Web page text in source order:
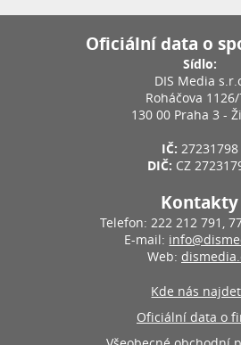
Oficiální data o
Sídlo:
DIS Media
Roháčova
130 00 Praha 3 -
IČ: 27231798
DIČ: CZ
Kontakty
Telefon: 222 212 791,
E-mail:
Web:
Kde nás
Oficiální data o